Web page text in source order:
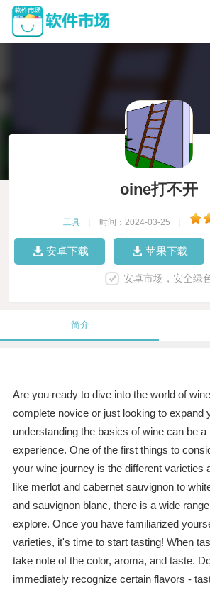
oine打不开
工具 时间：2024-03-25
安卓下载 苹果下载
安卓市场，安全绿
简介
Are you ready to dive into the world of
complete novice or just looking to expand
understanding the basics of wine can be a
experience. One of the first things to
your wine journey is the different varieties
like merlot and cabernet sauvignon to
and sauvignon blanc, there is a wide
explore. Once you have familiarized
varieties, it's time to start tasting! When
take note of the color, aroma, and taste.
immediately recognize certain flavors -